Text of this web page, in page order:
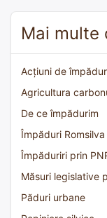
Mai multe
Acțiuni de
Agricultura
De ce împădurim
Împăduri Romsilva
Împăduriri prin
Măsuri legislative
Păduri urbane